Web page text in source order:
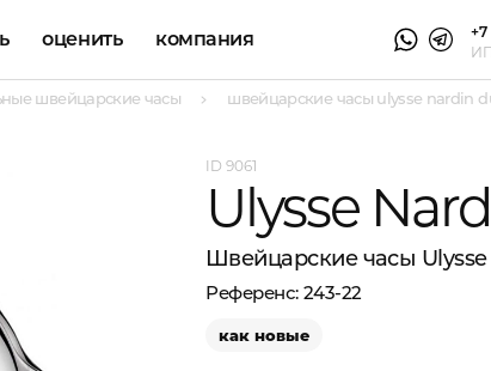
оценить компания
швейцарские часы швейцарские часы ulysse nardin
9061
Ulysse
Швейцарские часы
243-22
как новые